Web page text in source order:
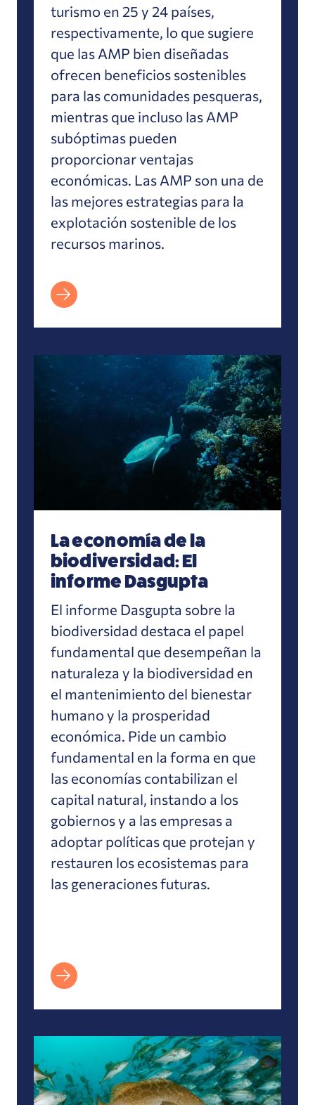
turismo en 25 y 24 países,
respectivamente, lo que sugiere
que las AMP bien diseñadas
ofrecen beneficios sostenibles
para las comunidades pesqueras,
mientras que incluso las AMP
subóptimas pueden
proporcionar ventajas
económicas. Las AMP son una de
las mejores estrategias para la
explotación sostenible de los
recursos marinos.
La economía de la biodiversidad: El informe
La economía de la
biodiversidad: El
informe Dasgupta
El informe Dasgupta sobre la
biodiversidad destaca el papel
fundamental que desempeñan la
naturaleza y la biodiversidad en
el mantenimiento del bienestar
humano y la prosperidad
económica. Pide un cambio
fundamental en la forma en que
las economías contabilizan el
capital natural, instando a los
gobiernos y a las empresas a
adoptar políticas que protejan y
restauren los ecosistemas para
las generaciones futuras.
Evidencia de los beneficios indirectos de las